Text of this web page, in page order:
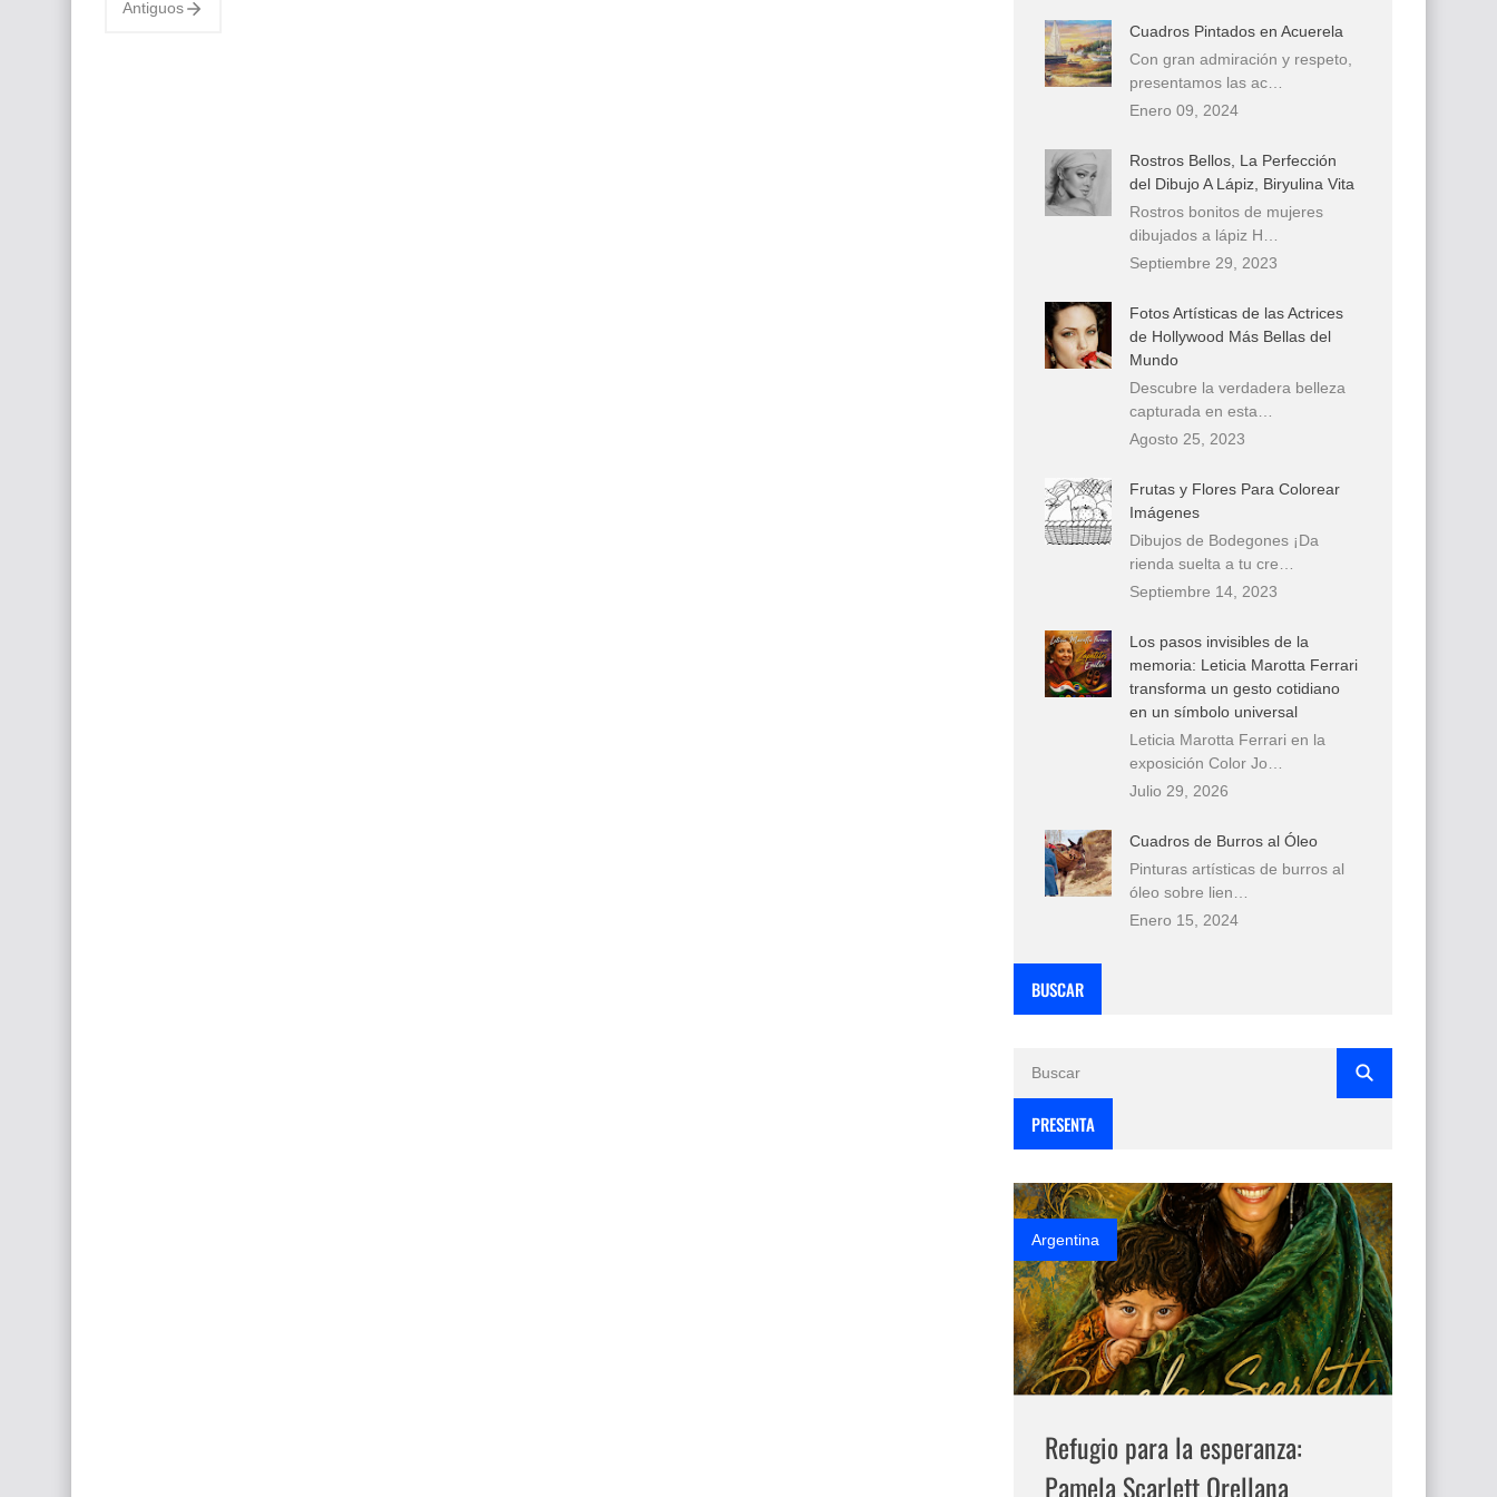
Antiguos
Cuadros Pintados en Acuerela
Con gran admiración y respeto,
presentamos las ac…
Enero 09, 2024
Rostros Bellos, La Perfección
del Dibujo A Lápiz, Biryulina Vita
Rostros bonitos de mujeres
dibujados a lápiz H…
Septiembre 29, 2023
Fotos Artísticas de las Actrices
de Hollywood Más Bellas del
Mundo
Descubre la verdadera belleza
capturada en esta…
Agosto 25, 2023
Frutas y Flores Para Colorear
Imágenes
Dibujos de Bodegones ¡Da
rienda suelta a tu cre…
Septiembre 14, 2023
Los pasos invisibles de la
memoria: Leticia Marotta Ferrari
transforma un gesto cotidiano
en un símbolo universal
Leticia Marotta Ferrari en la
exposición Color Jo…
Julio 29, 2026
Cuadros de Burros al Óleo
Pinturas artísticas de burros al
óleo sobre lien…
Enero 15, 2024
BUSCAR
PRESENTA
Argentina
Refugio para la esperanza:
Pamela Scarlett Orellana